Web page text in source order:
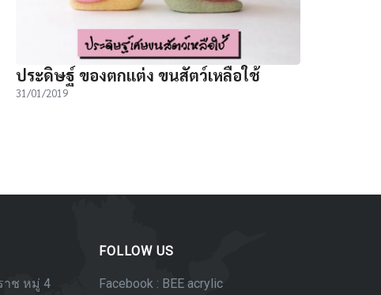
ประดิษฐ์ ของตกแต่ง ขนสัตว์เหลือใช้
31/01/2019
าช หมู่ 4
FOLLOW US
Facebook : BEE acrylic